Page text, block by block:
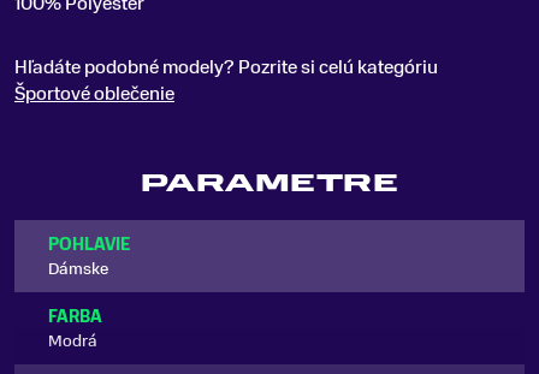
Hľadáte podobné modely? Pozrite si celú kategóriu
Športové oblečenie
PARAMETRE
POHLAVIE
Dámske
FARBA
Modrá